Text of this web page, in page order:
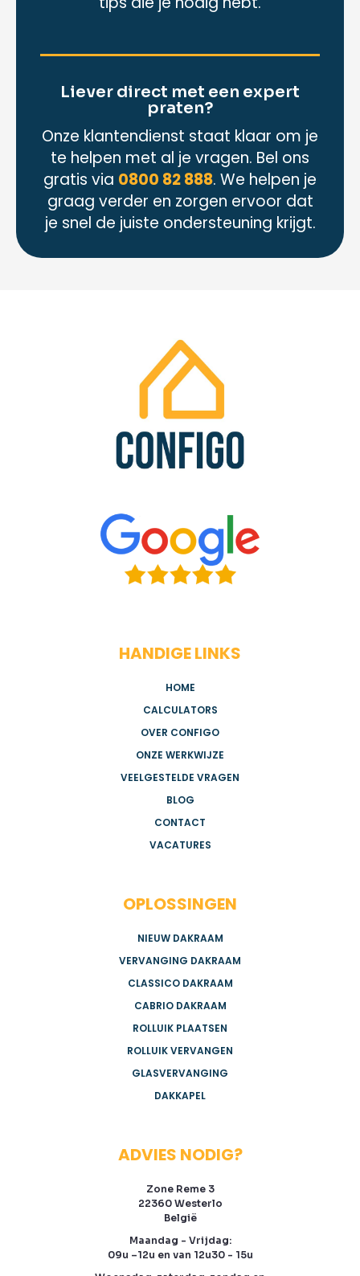
Liever direct met een expert
praten?
Onze klantendienst staat klaar om je
te helpen met al je vragen. Bel ons
gratis via 0800 82 888. We helpen je
graag verder en zorgen ervoor dat
je snel de juiste ondersteuning krijgt.
HANDIGE LINKS
HOME
CALCULATORS
OVER CONFIGO
ONZE WERKWIJZE
VEELGESTELDE VRAGEN
BLOG
CONTACT
VACATURES
OPLOSSINGEN
NIEUW DAKRAAM
VERVANGING DAKRAAM
CLASSICO DAKRAAM
CABRIO DAKRAAM
ROLLUIK PLAATSEN
ROLLUIK VERVANGEN
GLASVERVANGING
DAKKAPEL
ADVIES NODIG?
Zone Reme 3
22360 Westerlo
België
Maandag - Vrijdag:
09u –12u en van 12u30 - 15u